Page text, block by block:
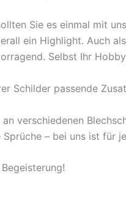
Sie es einmal mit
ein Highlight. Auch
Selbst Ihr
Schilder passende
verschiedenen
– bei uns ist für